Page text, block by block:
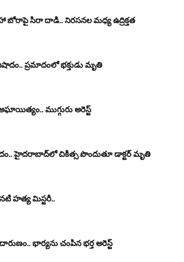
బోరాపై సిరా దాడి.. నిరసనల మధ్య ఉద్రిక్తత
ప్రమాదంలో భక్తుడు మృతి
ముగ్గురు అరెస్ట్
హైదరాబాద్‌లో చికిత్స పొందుతూ డాక్టర్ మృతి
హత్య మిస్టరీ..
భార్యను చంపిన భర్త అరెస్ట్